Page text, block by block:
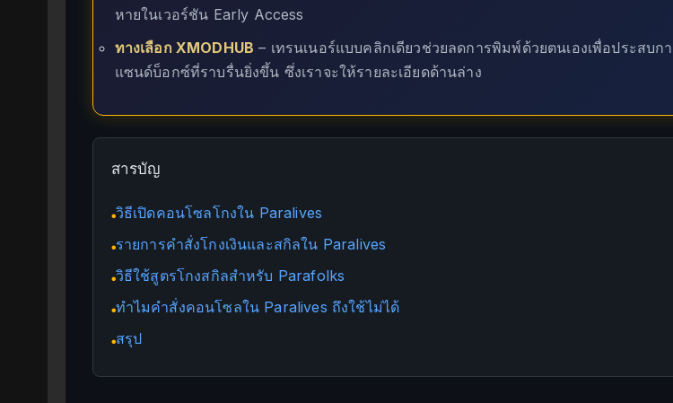
หายในเวอร์ชัน Early Access
ทางเลือก XMODHUB – เทรนเนอร์แบบคลิกเดียวช่วยลดการพิมพ์ด้วยตนเองเพื่อประสบก
แซนด์บ็อกซ์ที่ราบรื่นยิ่งขึ้น ซึ่งเราจะให้รายละเอียดด้านล่าง
สารบัญ
●วิธีเปิดคอนโซลโกงใน Paralives
●รายการคำสั่งโกงเงินและสกิลใน Paralives
●วิธีใช้สูตรโกงสกิลสำหรับ Parafolks
●ทำไมคำสั่งคอนโซลใน Paralives ถึงใช้ไม่ได้
●สรุป